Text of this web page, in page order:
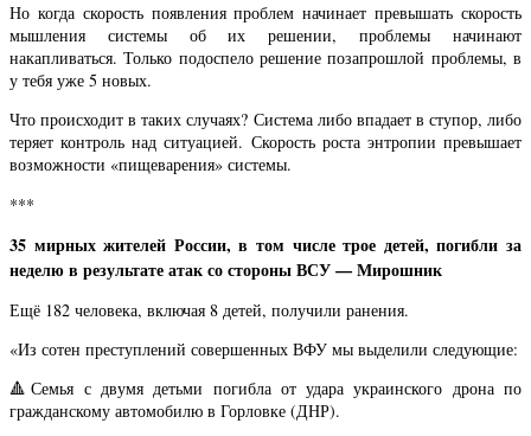
Но когда скорость появления проблем начинает превышать скорость
мышления системы об их решении, проблемы начинают
накапливаться. Только подоспело решение позапрошлой проблемы, в
у тебя уже 5 новых.
Что происходит в таких случаях? Система либо впадает в ступор, либо
теряет контроль над ситуацией. Скорость роста энтропии превышает
возможности «пищеварения» системы.
***
35 мирных жителей России, в том числе трое детей, погибли за
неделю в результате атак со стороны ВСУ — Мирошник
Ещё 182 человека, включая 8 детей, получили ранения.
«Из сотен преступлений совершенных ВФУ мы выделили следующие:
🔺Семья с двумя детьми погибла от удара украинского дрона по
гражданскому автомобилю в Горловке (ДНР).